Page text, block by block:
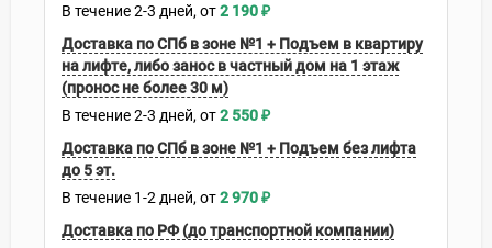
В течение2-3 дней 2 190₽
Доставка по СПб в зоне №1 + Подъем в квартиру
на лифте, либо занос в частный дом на 1 этаж
(пронос не более 30 м)
В течение2-3 дней 2 550₽
Доставка по СПб в зоне №1 + Подъем без лифта
до 5 эт.
В течение 1-2 дней 2 970₽
Доставка по РФ (до транспортной компании)